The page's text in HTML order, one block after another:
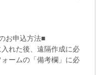
お申込方法■
れた後、遠隔作成に必
ームの「備考欄」に必